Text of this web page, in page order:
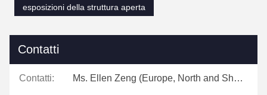
esposizioni della struttura aperta
Contatti
Contatti: Ms. Ellen Zeng (Europe, North and Shouth America)